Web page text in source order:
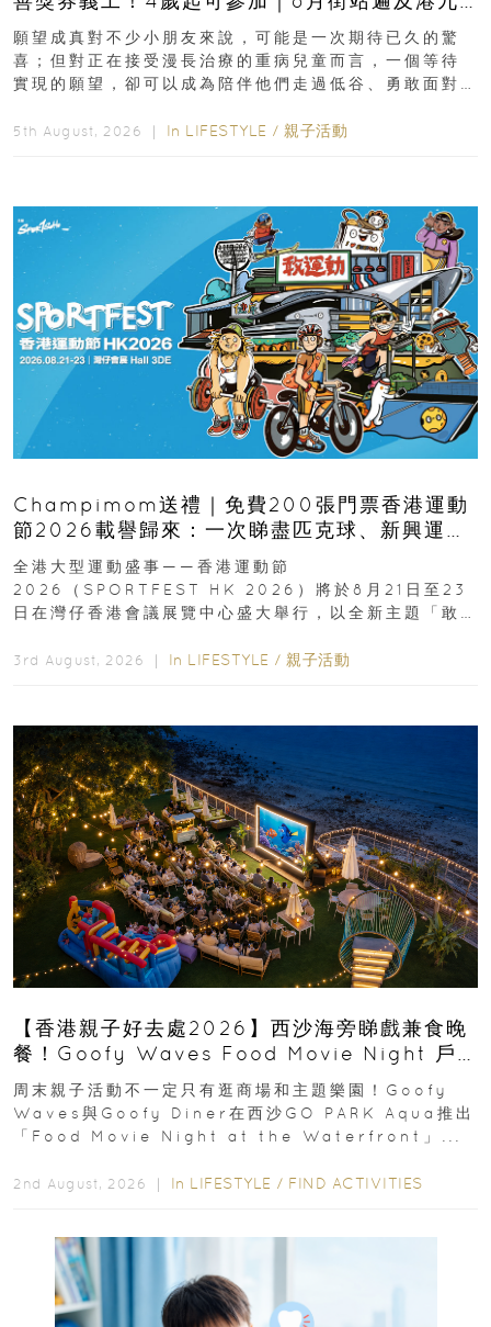
新界
願望成真對不少小朋友來說，可能是一次期待已久的驚
喜；但對正在接受漫長治療的重病兒童而言，一個等待
實現的願望，卻可以成為陪伴他們走過低谷、勇敢面對
5th August, 2026 ｜ In LIFESTYLE / 親子活動
Champimom送禮｜免費200張門票香港運動
節2026載譽歸來：一次睇盡匹克球、新興運
動、街舞比賽＋逾百運動品牌展覽
全港大型運動盛事——香港運動節
2026（SPORTFEST HK 2026）將於8月21日至23
日在灣仔香港會議展覽中心盛大舉行，以全新主題「敢
3rd August, 2026 ｜ In LIFESTYLE / 親子活動
【香港親子好去處2026】西沙海旁睇戲兼食晚
餐！Goofy Waves Food Movie Night 戶
外影院逢週末登場
周末親子活動不一定只有逛商場和主題樂園！Goofy
Waves與Goofy Diner在西沙GO PARK Aqua推出
「Food Movie Night at the Waterfront」...
2nd August, 2026 ｜ In LIFESTYLE / FIND ACTIVITIES